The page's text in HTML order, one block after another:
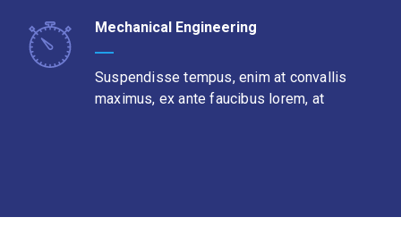
Mechanical Engineering
Suspendisse tempus, enim at convallis
maximus, ex ante faucibus lorem, at